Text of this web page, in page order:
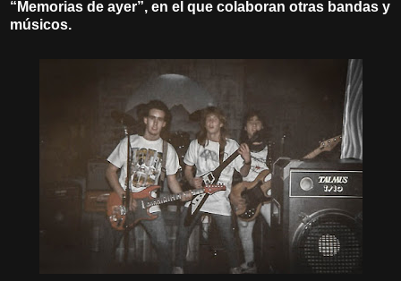
“Memorias de ayer”, en el que colaboran otras bandas y
músicos.